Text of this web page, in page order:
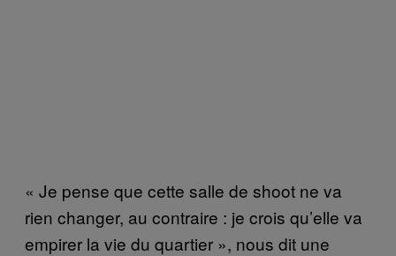
« Je pense que cette salle de shoot ne va
rien changer, au contraire : je crois qu’elle va
empirer la vie du quartier », nous dit une